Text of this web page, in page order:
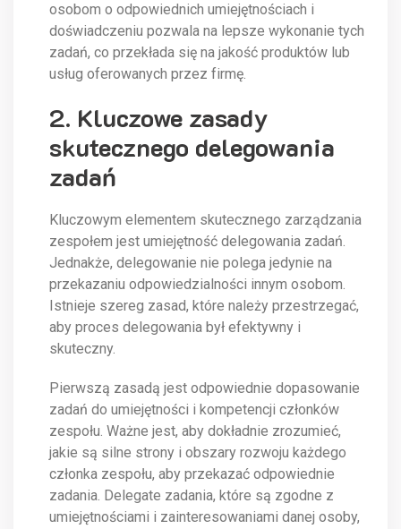
osobom o odpowiednich umiejętnościach i
doświadczeniu pozwala na lepsze wykonanie tych
zadań, co przekłada się na jakość produktów lub
usług oferowanych przez firmę.
2. Kluczowe zasady
skutecznego delegowania
zadań
Kluczowym elementem skutecznego zarządzania
zespołem jest umiejętność delegowania zadań.
Jednakże, delegowanie nie polega jedynie na
przekazaniu odpowiedzialności innym osobom.
Istnieje szereg zasad, które należy przestrzegać,
aby proces delegowania był efektywny i
skuteczny.
Pierwszą zasadą jest odpowiednie dopasowanie
zadań do umiejętności i kompetencji członków
zespołu. Ważne jest, aby dokładnie zrozumieć,
jakie są silne strony i obszary rozwoju każdego
członka zespołu, aby przekazać odpowiednie
zadania. Delegate zadania, które są zgodne z
umiejętnościami i zainteresowaniami danej osoby,